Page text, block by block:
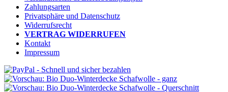
Zahlungsarten
Privatsphäre und Datenschutz
Widerrufsrecht
VERTRAG WIDERRUFEN
Kontakt
Impressum